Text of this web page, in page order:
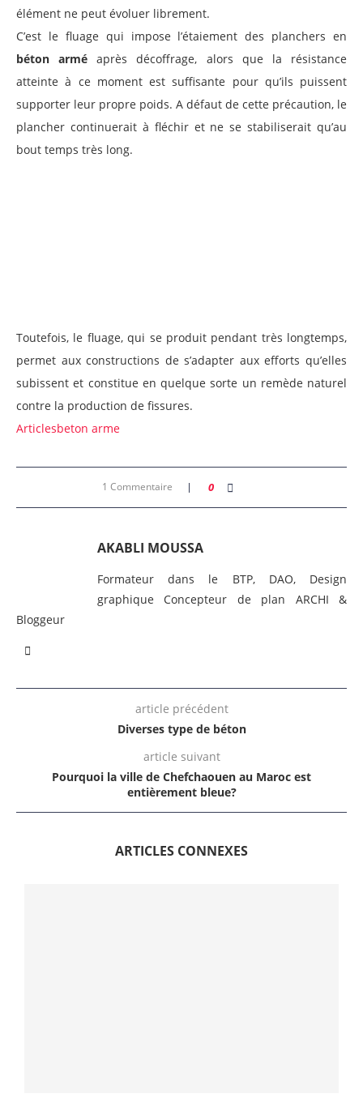
élément ne peut évoluer librement.
C’est le fluage qui impose l’étaiement des planchers en
béton armé après décoffrage, alors que la résistance
atteinte à ce moment est suffisante pour qu’ils puissent
supporter leur propre poids. A défaut de cette précaution, le
plancher continuerait à fléchir et ne se stabiliserait qu’au
bout temps très long.
Toutefois, le fluage, qui se produit pendant très longtemps,
permet aux constructions de s’adapter aux efforts qu’elles
subissent et constitue en quelque sorte un remède naturel
contre la production de fissures.
Articlesbeton arme
1 Commentaire 0
AKABLI MOUSSA
Formateur dans le BTP, DAO, Design
graphique Concepteur de plan ARCHI &
Bloggeur
article précédent
Diverses type de béton
article suivant
Pourquoi la ville de Chefchaouen au Maroc est
entièrement bleue?
ARTICLES CONNEXES